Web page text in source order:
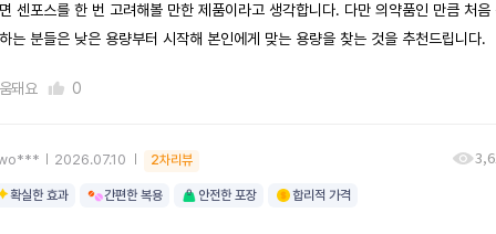
센포스를 한 번 고려해볼 만한 제품이라고 생각합니다. 다만 의약품인 만큼 처음
는 분들은 낮은 용량부터 시작해 본인에게 맞는 용량을 찾는 것을 추천드립니다.
돼요 0
2026.07.10 2차리뷰
확실한 효과 간편한 복용 안전한 포장 합리적 가격